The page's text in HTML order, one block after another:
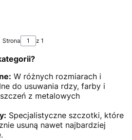
Strona z 1
W różnych rozmiarach i
do usuwania rdzy, farby i
z metalowych
Specjalistyczne szczotki, które
usuną nawet najbardziej